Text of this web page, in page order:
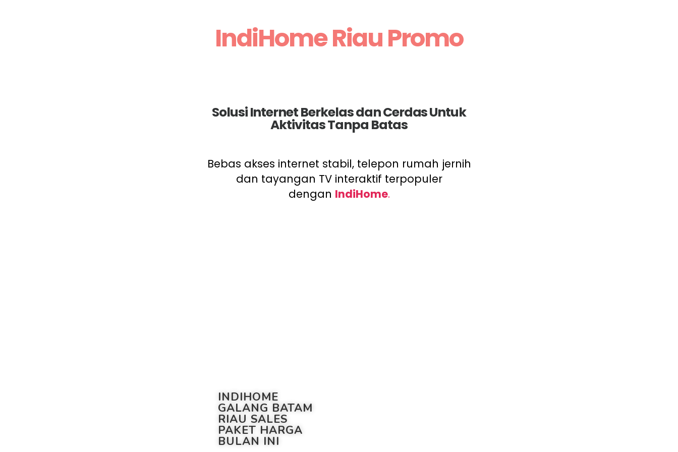
IndiHome Riau Promo
Solusi Internet Berkelas dan Cerdas Untuk
Aktivitas Tanpa Batas
Bebas akses internet stabil, telepon rumah jernih
dan tayangan TV interaktif terpopuler
dengan IndiHome.
INDIHOME
GALANG BATAM
RIAU SALES
PAKET HARGA
BULAN INI